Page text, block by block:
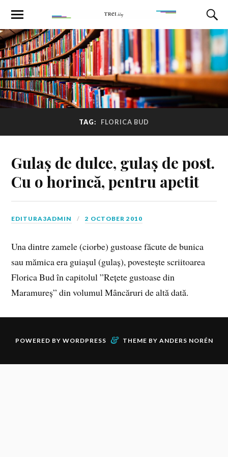
TAG: FLORICA BUD
Gulaș de dulce, gulaș de post.
Cu o horincă, pentru apetit
EDITURA3ADMIN 2 OCTOBER 2010
Una dintre zamele (ciorbe) gustoase făcute de bunica
sau mămica era guiașul (gulaș), povestește scriitoarea
Florica Bud în capitolul ”Rețete gustoase din
Maramureș” din volumul Mâncăruri de altă dată.
POWERED BY WORDPRESS & THEME BY ANDERS NORÉN